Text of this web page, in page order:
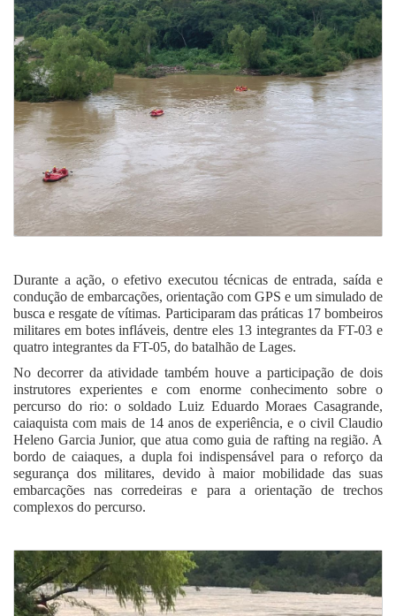
Durante a ação, o efetivo executou técnicas de entrada, saída e
condução de embarcações, orientação com GPS e um simulado de
busca e resgate de vítimas. Participaram das práticas 17 bombeiros
militares em botes infláveis, dentre eles 13 integrantes da FT-03 e
quatro integrantes da FT-05, do batalhão de Lages.
No decorrer da atividade também houve a participação de dois
instrutores experientes e com enorme conhecimento sobre o
percurso do rio: o soldado Luiz Eduardo Moraes Casagrande,
caiaquista com mais de 14 anos de experiência, e o civil Claudio
Heleno Garcia Junior, que atua como guia de rafting na região. A
bordo de caiaques, a dupla foi indispensável para o reforço da
segurança dos militares, devido à maior mobilidade das suas
embarcações nas corredeiras e para a orientação de trechos
complexos do percurso.